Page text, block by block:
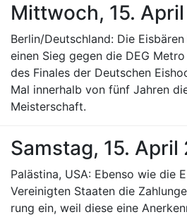
Mittwoch, 15.
Berlin/Deutschland: Die
einen Sieg gegen die DEG
des Finales der Deutschen
Mal innerhalb von fünf Jahren
Meisterschaft.
Samstag, 15. April
Palästina, USA: Ebenso wie die
Vereinigten Staaten die
rung ein, weil diese eine